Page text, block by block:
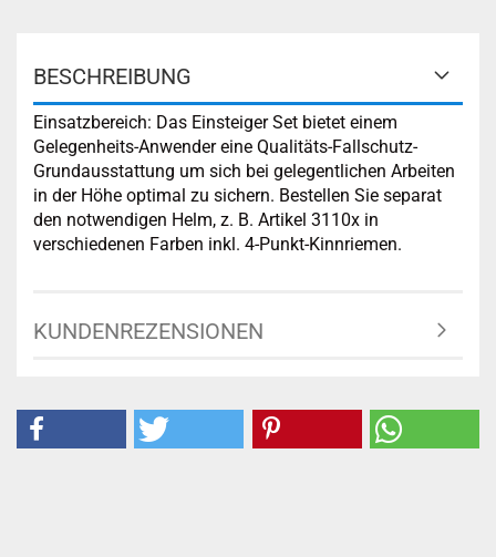
BESCHREIBUNG
Einsatzbereich: Das Einsteiger Set bietet einem
Gelegenheits-Anwender eine Qualitäts-Fallschutz-
Grundausstattung um sich bei gelegentlichen Arbeiten
in der Höhe optimal zu sichern. Bestellen Sie separat
den notwendigen Helm, z. B. Artikel 3110x in
verschiedenen Farben inkl. 4-Punkt-Kinnriemen.
KUNDENREZENSIONEN